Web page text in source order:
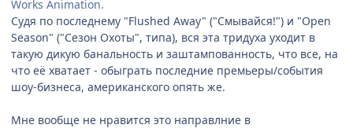
Works Animation.
Судя по последнему "Flushed Away" ("Смывайся!") и "Open
Season" ("Сезон Охоты", типа), вся эта тридуха уходит в
такую дикую банальность и заштампованность, что все, на
что её хватает - обыграть последние премьеры/события
шоу-бизнеса, американского опять же.
Мне вообще не нравится это направлние в